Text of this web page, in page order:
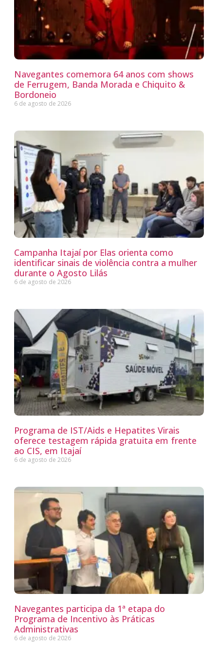
Navegantes comemora 64 anos com shows
de Ferrugem, Banda Morada e Chiquito &
Bordoneio
6 de agosto de 2026
Campanha Itajaí por Elas orienta como
identificar sinais de violência contra a mulher
durante o Agosto Lilás
6 de agosto de 2026
Programa de IST/Aids e Hepatites Virais
oferece testagem rápida gratuita em frente
ao CIS, em Itajaí
6 de agosto de 2026
Navegantes participa da 1ª etapa do
Programa de Incentivo às Práticas
Administrativas
6 de agosto de 2026